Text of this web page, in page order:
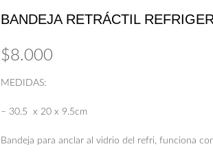
BANDEJA RETRÁCTIL
$8.000
MEDIDAS:
– 30.5 x 20 x 9.5cm
Bandeja para anclar al vidrio del refri, funciona